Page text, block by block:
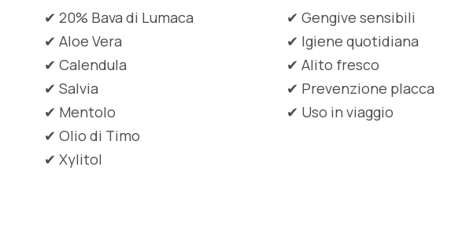
✔ 20% Bava di Lumaca
✔ Aloe Vera
✔ Calendula
✔ Salvia
✔ Mentolo
✔ Olio di Timo
✔ Xylitol
✔ Gengive sensibili
✔ Igiene quotidiana
✔ Alito fresco
✔ Prevenzione placca
✔ Uso in viaggio